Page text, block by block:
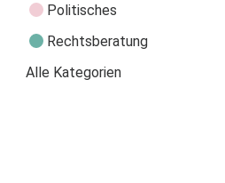
Politisches
Rechtsberatung
Alle Kategorien